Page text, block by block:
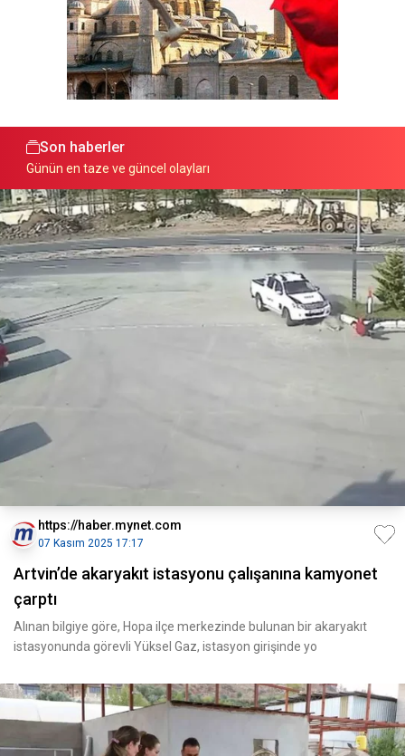
Son haberler
Günün en taze ve güncel olayları
https://haber.mynet.com
07 Kasım 2025 17:17
Artvin’de akaryakıt istasyonu çalışanına kamyonet
çarptı
Alınan bilgiye göre, Hopa ilçe merkezinde bulunan bir akaryakıt
istasyonunda görevli Yüksel Gaz, istasyon girişinde yo